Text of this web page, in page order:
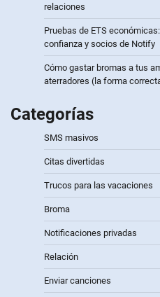
relaciones
Pruebas de ETS
confianza y socios de Notify
Cómo gastar bromas a tus
aterradores (la forma
Categorías
SMS masivos
Citas divertidas
Trucos para las vacaciones
Broma
Notificaciones privadas
Relación
Enviar canciones